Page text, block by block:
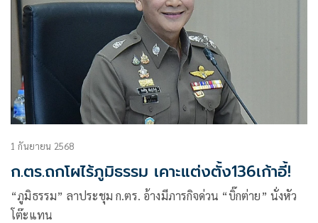
1 กันยายน 2568
ก.ตร.ถกโผไร้ภูมิธรรม เคาะแต่งตั้ง136เก้าอี้!
“ภูมิธรรม” ลาประชุม ก.ตร. อ้างมีภารกิจด่วน “บิ๊กต่าย” นั่งหัว
โต๊ะแทน